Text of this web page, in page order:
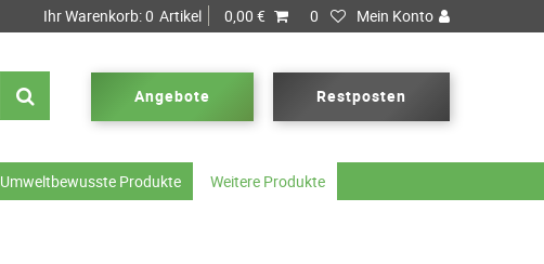
Mein Konto
0
Ihr Warenkorb:0 Artikel 0,00 €
Angebote Restposten
Umweltbewusste Produkte Weitere Produkte